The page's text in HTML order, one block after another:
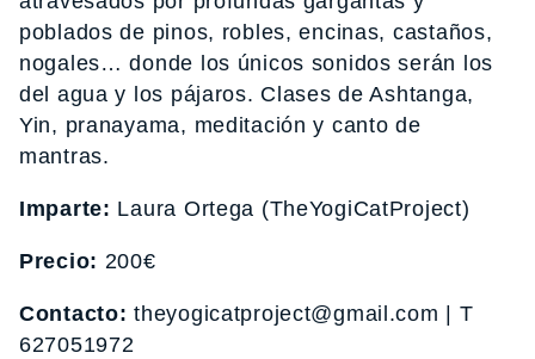
poblados de pinos, robles, encinas, castaños,
nogales… donde los únicos sonidos serán los
del agua y los pájaros. Clases de Ashtanga,
Yin, pranayama, meditación y canto de
mantras.
Imparte: Laura Ortega (TheYogiCatProject)
Precio: 200€
Contacto: theyogicatproject@gmail.com | T
627051972